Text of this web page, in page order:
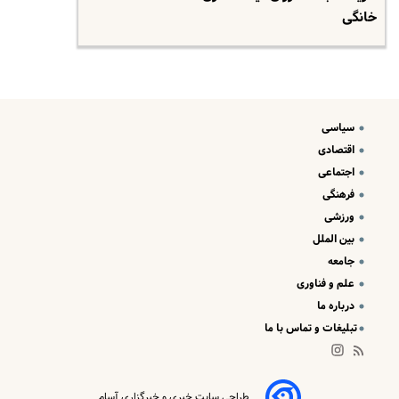
خانگی
سیاسی
اقتصادی
اجتماعی
فرهنگی
ورزشی
بین الملل
جامعه
علم و فناوری
درباره ما
تبلیغات و تماس با ما